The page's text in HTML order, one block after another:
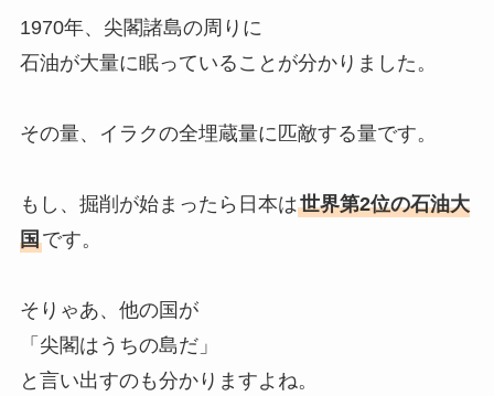
1970年、尖閣諸島の周りに
石油が大量に眠っていることが分かりました。
その量、イラクの全埋蔵量に匹敵する量です。
もし、掘削が始まったら日本は世界第2位の石油大
国です。
そりゃあ、他の国が
「尖閣はうちの島だ」
と言い出すのも分かりますよね。